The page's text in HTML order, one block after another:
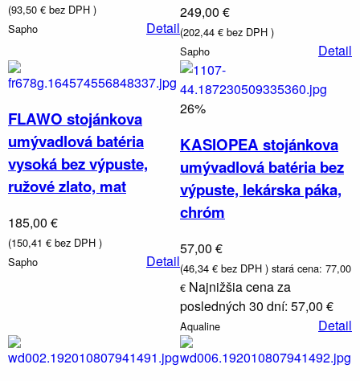
(93,50 € bez DPH )
Sapho
Detail
249,00 €
(202,44 € bez DPH )
Sapho
Detail
FLAWO stojánkova
umývadlová batéria
vysoká bez výpuste,
ružové zlato, mat
185,00 €
(150,41 € bez DPH )
Sapho
Detail
26%
KASIOPEA stojánkova
umývadlová batéria bez
výpuste, lekárska páka,
chróm
57,00 €
(46,34 € bez DPH ) stará cena: 77,00
€ Najnižšia cena za
posledných 30 dní: 57,00 €
Aqualine Detail